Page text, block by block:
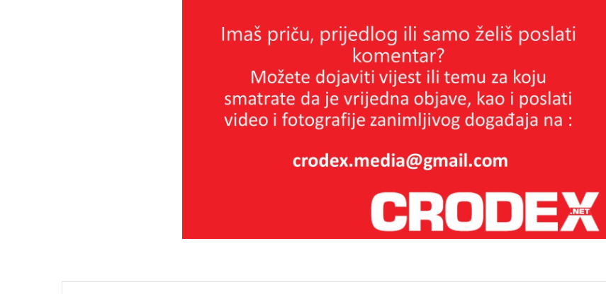
Kristalna noć bjelopoljskih Hrvata
istinom pokosio HDZ-ovce i ljevicu
za sva vremena
LAŽNI JUBILEJ